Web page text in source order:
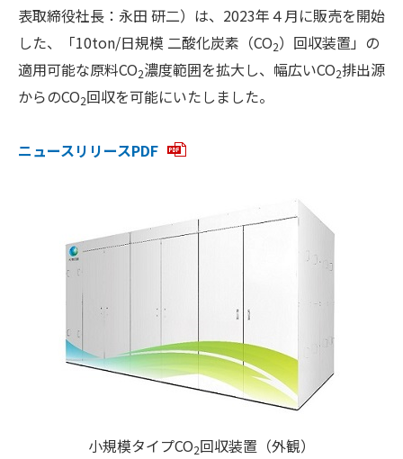
表取締役社長：永田 研二）は、2023年４月に販売を開始
した、「10ton/日規模 二酸化炭素（CO2）回収装置」の
適用可能な原料CO2濃度範囲を拡大し、幅広いCO2排出源
からのCO2回収を可能にいたしました。
ニュースリリースPDF
小規模タイプCO2回収装置（外観）